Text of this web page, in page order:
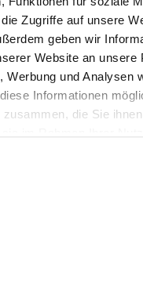
Zugriffe auf unsere
geben wir
Website an unsere
Werbung und Analysen
Informationen
die Sie
zulassen“
sämtlicher
selbstverständlich
Einstellungen
der Garitz
Kleist-Straße 2, 97688 Bad
und an die für das
zur Kontaktaufnahme
kann ich
Sie der